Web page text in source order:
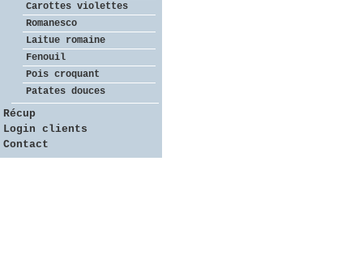
Carottes violettes
Romanesco
Laitue romaine
Fenouil
Pois croquant
Patates douces
Récup
Login clients
Contact